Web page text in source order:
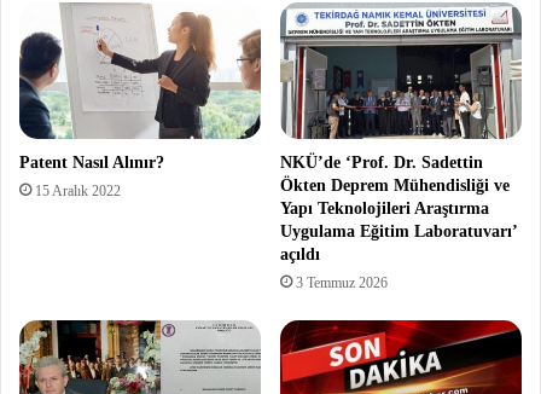
Patent Nasıl Alınır?
15 Aralık 2022
NKÜ’de ‘Prof. Dr. Sadettin
Ökten Deprem Mühendisliği ve
Yapı Teknolojileri Araştırma
Uygulama Eğitim Laboratuvarı’
açıldı
3 Temmuz 2026